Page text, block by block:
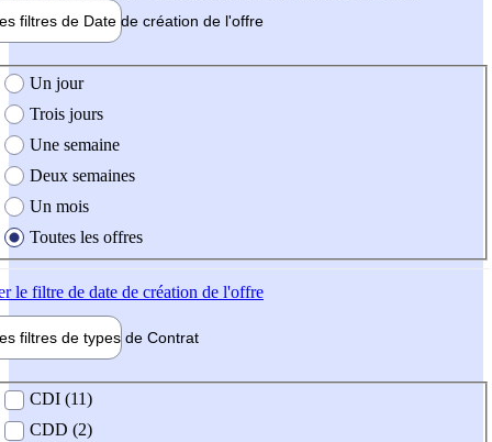
filtres de Date de création de l'offre
création de l'offre
Un jour
Trois jours
Une semaine
Deux semaines
Un mois
Toutes les offres
le filtre de date de création de l'offre
filtres de types de Contrat
contrat
CDI (11)
CDD (2)